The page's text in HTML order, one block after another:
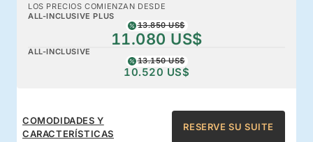
LOS PRECIOS COMIENZAN DESDE
ALL-INCLUSIVE PLUS
13.850 US$
11.080 US$
ALL-INCLUSIVE
13.150 US$
10.520 US$
COMODIDADES Y
CARACTERÍSTICAS
RESERVE SU SUITE